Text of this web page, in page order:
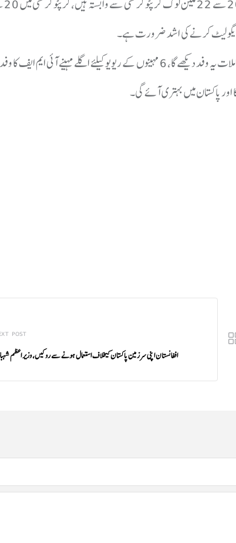
ریگولیٹ کرنے کی اشد ضرورت ہے۔
آئی ایم ایف کا ایک وفد تکنیکی مشن پر پاکستان آیا ہے، کلائمیٹ سے متعلق فنڈز کے معاملات یہ وفد دیکھے گا، 6 مہینوں کے ریویو کیلئے اگلے
اور پاکستان میں بہتری آئے گی۔
POST
افغانستان اپنی سرزمین پاکستان کیخلاف استعمال ہونے سے روکیں، وزیر اعظم